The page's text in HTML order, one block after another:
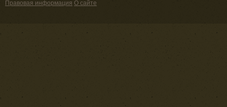
Правовая информация О сайте